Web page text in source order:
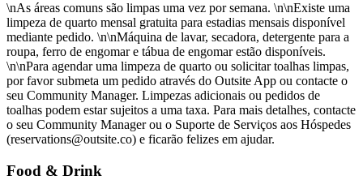
\nAs áreas comuns são limpas uma vez por semana. \n\nExiste uma
limpeza de quarto mensal gratuita para estadias mensais disponível
mediante pedido. \n\nMáquina de lavar, secadora, detergente para a
roupa, ferro de engomar e tábua de engomar estão disponíveis.
\n\nPara agendar uma limpeza de quarto ou solicitar toalhas limpas,
por favor submeta um pedido através do Outsite App ou contacte o
seu Community Manager. Limpezas adicionais ou pedidos de
toalhas podem estar sujeitos a uma taxa. Para mais detalhes, contacte
o seu Community Manager ou o Suporte de Serviços aos Hóspedes
(reservations@outsite.co) e ficarão felizes em ajudar.
Food & Drink